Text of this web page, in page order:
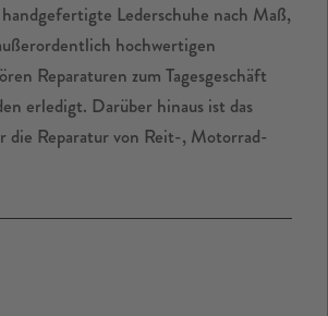
Lederschuhe nach Maß,
hochwertigen
Reparaturen zum Tagesgeschäft
erledigt. Darüber hinaus ist das
die Reparatur von Reit-, Motorrad-